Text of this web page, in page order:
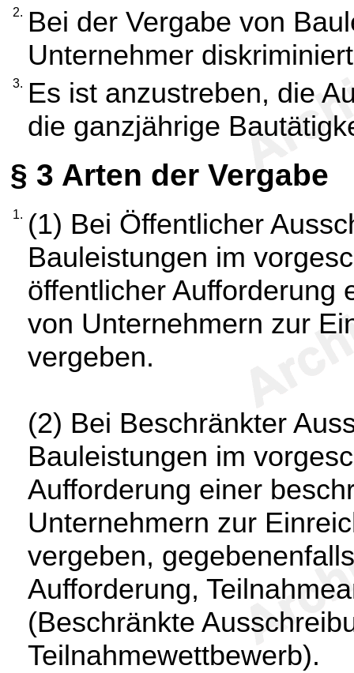
2. Bei der Vergabe von
Unternehmer
3. Es ist anzustreben, die
die ganzjährige
§ 3 Arten der Vergabe
1. (1) Bei Öffentlicher
Bauleistungen im
öffentlicher Aufforderung
von Unternehmern zur
vergeben.
(2) Bei Beschränkter
Bauleistungen im
Aufforderung einer
Unternehmern zur
vergeben,
Aufforderung,
(Beschränkte
Teilnahmewettbewerb).